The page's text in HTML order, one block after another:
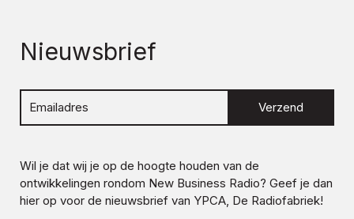
Nieuwsbrief
Verzend
Wil je dat wij je op de hoogte houden van de
ontwikkelingen rondom New Business Radio? Geef je dan
hier op voor de nieuwsbrief van YPCA, De Radiofabriek!